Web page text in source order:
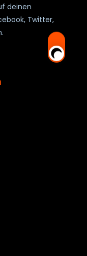
deinen
Twitter,